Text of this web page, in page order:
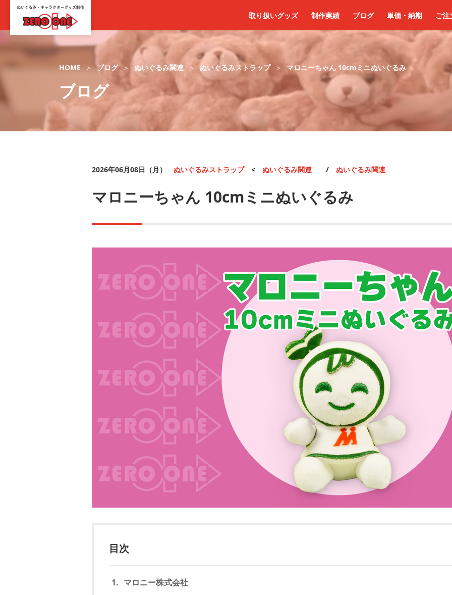
取り扱いグッズ 制作実績 ブログ 単価・納期 ご注
HOME ブログ ぬいぐるみ関連 ぬいぐるみストラップ マロニーちゃん 10cmミニぬいぐるみ
ブログ
2026年06月08日（月） ぬいぐるみストラップ< ぬいぐるみ関連 / ぬいぐるみ関連
マロニーちゃん 10cmミニぬいぐるみ
目次
マロニー株式会社